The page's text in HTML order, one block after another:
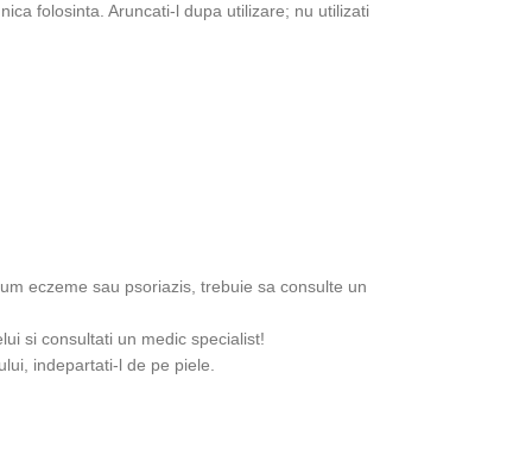
folosinta. Aruncati-l dupa utilizare; nu utilizati
eczeme sau psoriazis, trebuie sa consulte un
si consultati un medic specialist!
indepartati-l de pe piele.